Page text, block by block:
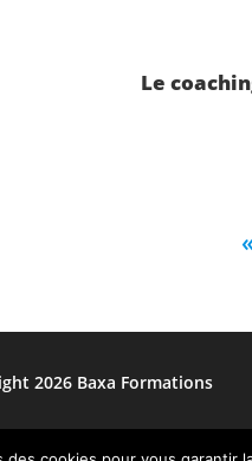
Le
2026 Baxa Formations